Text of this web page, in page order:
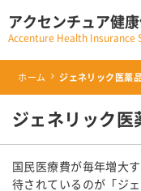
アクセンチュア健
Accenture Health Insurance
ホーム ジェネリック医薬
ジェネリック医
国民医療費が毎年増大
待されているのが「ジ